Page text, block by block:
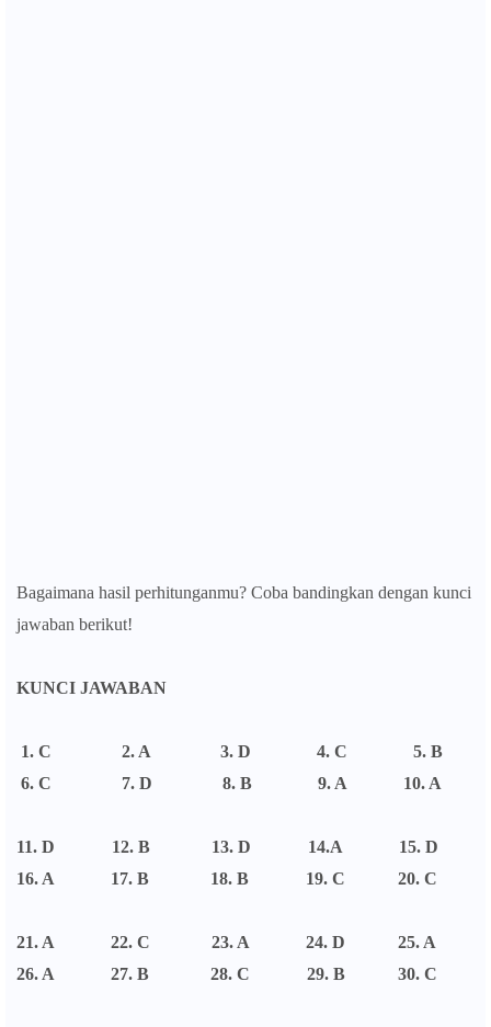
Bagaimana hasil perhitunganmu? Coba bandingkan dengan kunci
jawaban berikut!
KUNCI JAWABAN
1. C 2. A 3. D 4. C 5. B
6. C 7. D 8. B 9. A 10. A
11. D 12. B 13. D 14.A 15. D
16. A 17. B 18. B 19. C 20. C
21. A 22. C 23. A 24. D 25. A
26. A 27. B 28. C 29. B 30. C